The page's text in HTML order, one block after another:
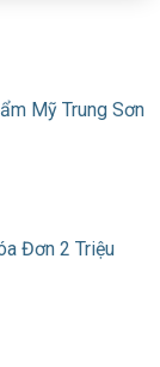
Mỹ Trung Sơn
Đơn 2 Triệu